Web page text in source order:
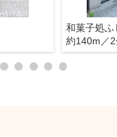
和菓子処ふ
約140m／